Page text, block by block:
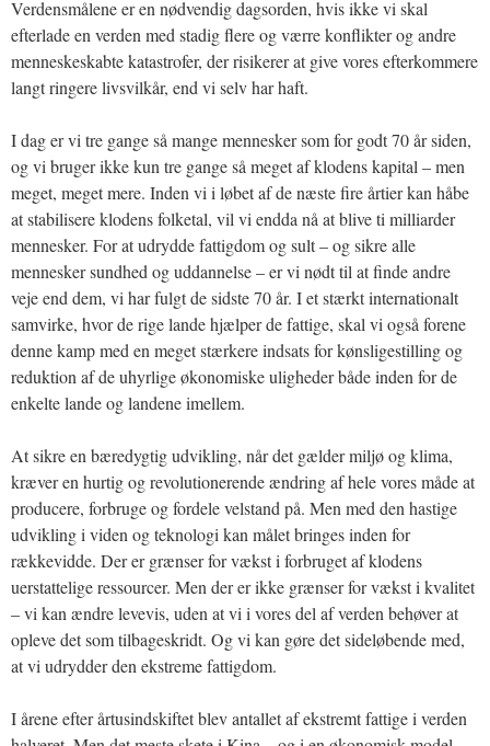
Verdensmålene er en nødvendig dagsorden, hvis ikke vi skal
efterlade en verden med stadig flere og værre konflikter og andre
menneskeskabte katastrofer, der risikerer at give vores efterkommere
langt ringere livsvilkår, end vi selv har haft.
I dag er vi tre gange så mange mennesker som for godt 70 år siden,
og vi bruger ikke kun tre gange så meget af klodens kapital – men
meget, meget mere. Inden vi i løbet af de næste fire årtier kan håbe
at stabilisere klodens folketal, vil vi endda nå at blive ti milliarder
mennesker. For at udrydde fattigdom og sult – og sikre alle
mennesker sundhed og uddannelse – er vi nødt til at finde andre
veje end dem, vi har fulgt de sidste 70 år. I et stærkt internationalt
samvirke, hvor de rige lande hjælper de fattige, skal vi også forene
denne kamp med en meget stærkere indsats for kønsligestilling og
reduktion af de uhyrlige økonomiske uligheder både inden for de
enkelte lande og landene imellem.
At sikre en bæredygtig udvikling, når det gælder miljø og klima,
kræver en hurtig og revolutionerende ændring af hele vores måde at
producere, forbruge og fordele velstand på. Men med den hastige
udvikling i viden og teknologi kan målet bringes inden for
rækkevidde. Der er grænser for vækst i forbruget af klodens
uerstattelige ressourcer. Men der er ikke grænser for vækst i kvalitet
– vi kan ændre levevis, uden at vi i vores del af verden behøver at
opleve det som tilbageskridt. Og vi kan gøre det sideløbende med,
at vi udrydder den ekstreme fattigdom.
I årene efter årtusindskiftet blev antallet af ekstremt fattige i verden